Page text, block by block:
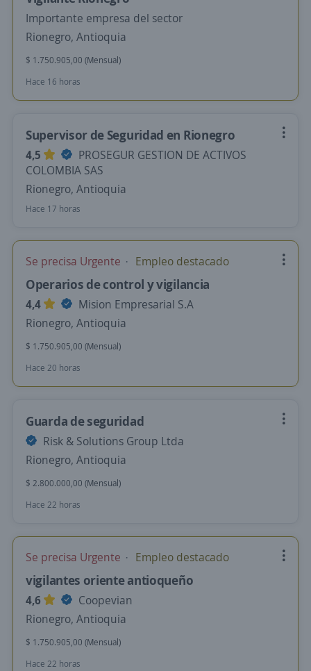
Importante empresa del sector
Rionegro, Antioquia
$ 1.750.905,00 (Mensual)
Hace 16 horas
Supervisor de Seguridad en Rionegro
4,5
PROSEGUR GESTION DE ACTIVOS
COLOMBIA SAS
Rionegro, Antioquia
Hace 17 horas
Se precisa Urgente Empleo destacado
Operarios de control y vigilancia
4,4
Mision Empresarial S.A
Rionegro, Antioquia
$ 1.750.905,00 (Mensual)
Hace 20 horas
Guarda de seguridad
Risk & Solutions Group Ltda
Rionegro, Antioquia
$ 2.800.000,00 (Mensual)
Hace 22 horas
Se precisa Urgente Empleo destacado
vigilantes oriente antioqueño
4,6
Coopevian
Rionegro, Antioquia
$ 1.750.905,00 (Mensual)
Hace 22 horas